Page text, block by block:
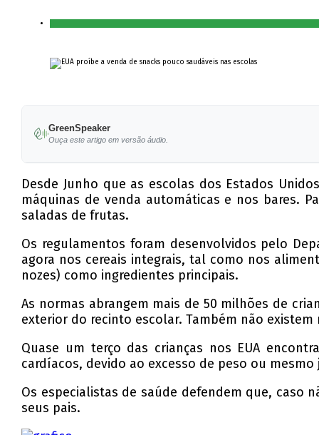
GreenSpeaker
Ouça este artigo em versão áudio.
Desde Junho que as escolas dos Estados
máquinas de venda automáticas e nos bares.
saladas de frutas.
Os regulamentos foram desenvolvidos pelo
agora nos cereais integrais, tal como nos
nozes) como ingredientes principais.
As normas abrangem mais de 50 milhões de
exterior do recinto escolar. Também não
Quase um terço das crianças nos EUA
cardíacos, devido ao excesso de peso ou mesmo
Os especialistas de saúde defendem que, caso
seus pais.